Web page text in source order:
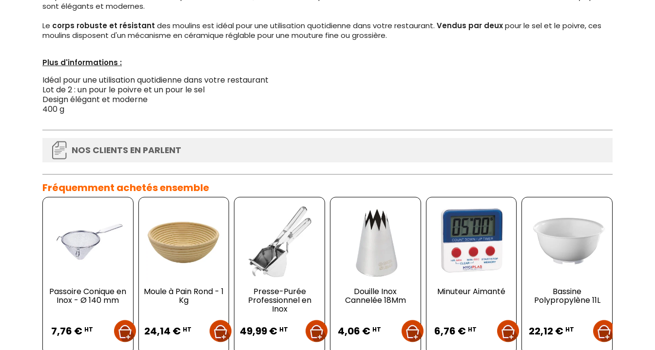
sont élégants et modernes.
Le corps robuste et résistant des moulins est idéal pour une utilisation quotidienne dans votre restaurant. Vendus par deuxpour le sel et le poivre, ces
moulins disposent d'un mécanisme en céramique réglable pour une mouture fine ou grossière.
Plus d'informations :
Idéal pour une utilisation quotidienne dans votre restaurant
Lot de 2 : un pour le poivre et un pour le sel
Design élégant et moderne
400 g
NOS CLIENTS EN PARLENT
Fréquemment achetés ensemble
Passoire Conique en
Inox - Ø 140 mm
7,76 € HT
Moule à Pain Rond - 1
Kg
24,14 € HT
Presse-Purée
Professionnel en
Inox
49,99 € HT
Douille Inox
Cannelée 18Mm
4,06 € HT
Minuteur Aimanté
6,76 € HT
Bassine
Polypropylène 11L
22,12 € HT